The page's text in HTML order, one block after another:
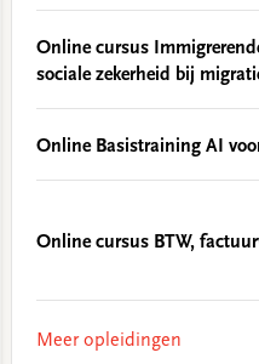
Online cursus
sociale zekerheid bij
Online Basistraining AI
Online cursus BTW,
Meer opleidingen